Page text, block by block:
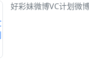
好彩妹微博VC计划微